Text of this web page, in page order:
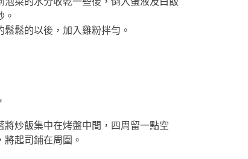
。
鬆鬆的以後，加入雞粉拌勻。
將炒飯集中在烤盤中間，四周留一點空
將起司鋪在周圍。